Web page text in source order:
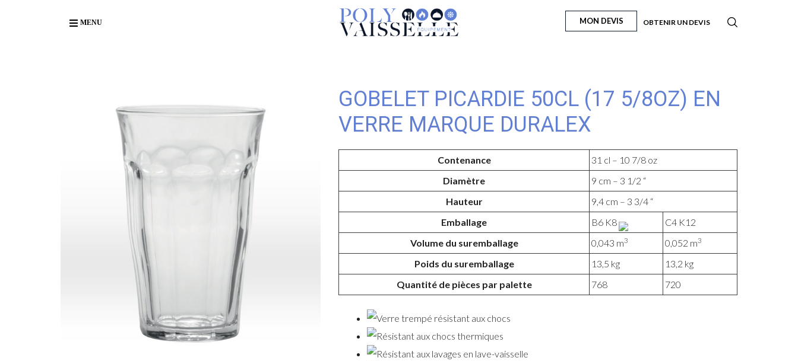
MENU MON DEVIS OBTENIR UN DEVIS
GOBELET PICARDIE 50CL (17 5/8OZ) EN
VERRE MARQUE DURALEX
Contenance
31 cl – 10 7/8 oz
Diamètre
9 cm – 3 1/2 “
Hauteur
9,4 cm – 3 3/4 “
Emballage
B6 K8
C4 K12
Volume du suremballage
0,043 m3 0,052 m3
Poids du suremballage 13,5 kg
13,2 kg
Quantité de pièces par palette
768 720